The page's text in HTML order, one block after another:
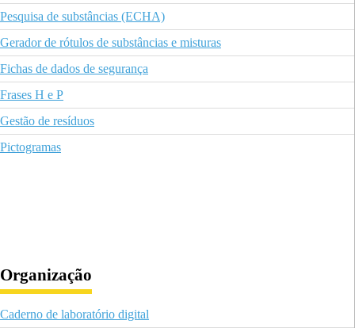
Pesquisa de substâncias (ECHA)
Gerador de rótulos de substâncias e misturas
Fichas de dados de segurança
Frases H e P
Gestão de resíduos
Pictogramas
Organização
Caderno de laboratório digital